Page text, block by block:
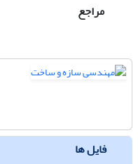
مراجع
فایل ها